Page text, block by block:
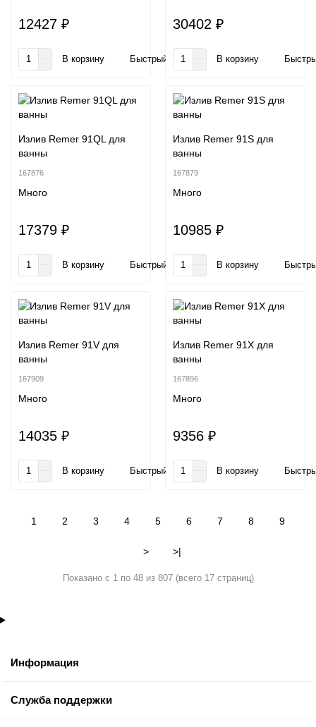
12427 ₽
В корзину Быстрый заказ
30402 ₽
В корзину
Излив Remer 91QL для
ванны
167876
Много
17379 ₽
В корзину Быстрый заказ
Излив Remer 91S для
ванны
167879
Много
10985 ₽
В корзину
Излив Remer 91V для
ванны
167909
Много
14035 ₽
В корзину Быстрый заказ
Излив Remer 91X для
ванны
167896
Много
9356 ₽
В корзину
1 2 3 4 5 6 7 8 9
> >|
Показано с 1 по 48 из 807 (всего 17 страниц)
Информация
Служба поддержки